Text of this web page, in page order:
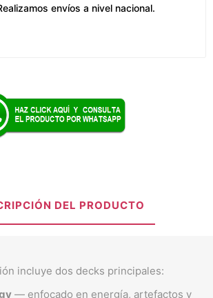
envíos a nivel nacional.
DEL PRODUCTO
incluye dos decks principales:
— enfocado en energía, artefactos y